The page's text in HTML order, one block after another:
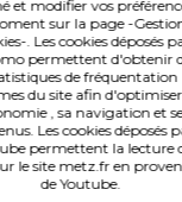
et modifier vos
sur la page -
. Les cookies déposés
permettent d'obtenir
de fréquentation
du site afin
, sa navigation et
Les cookies déposés
permettent la lecture
le site metz.fr en
de Youtube.
d’assurance
Agence nationale